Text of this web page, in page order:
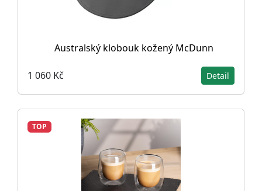
Australský klobouk kožený McDunn
1 060 Kč Detail
TOP